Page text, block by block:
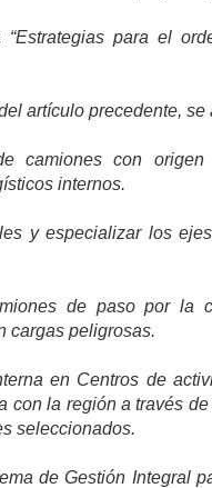
“Estrategias para el
artículo precedente,
camiones con
internos.
y especializar los
de paso por la
cargas peligrosas.
en Centros de
con la región a través
seleccionados.
de Gestión Integral